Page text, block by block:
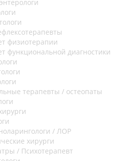
физиотерапии
функциональной диагностики
терапевты / остеопаты
/ ЛОР
хирурги
/ Психотерапевт